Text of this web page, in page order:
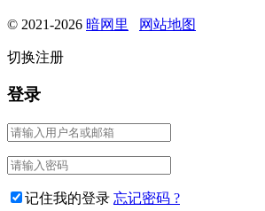
© 2021-2026 暗网里 网站地图
切换注册
登录
记住我的登录 忘记密码 ?